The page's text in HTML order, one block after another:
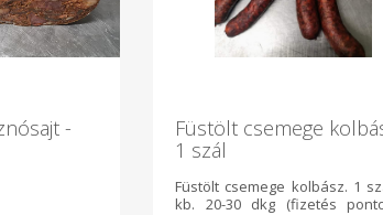
-
Füstölt csemege
1 szál
Füstölt csemege kolbász. 1
kb. 20-30 dkg (fizetés